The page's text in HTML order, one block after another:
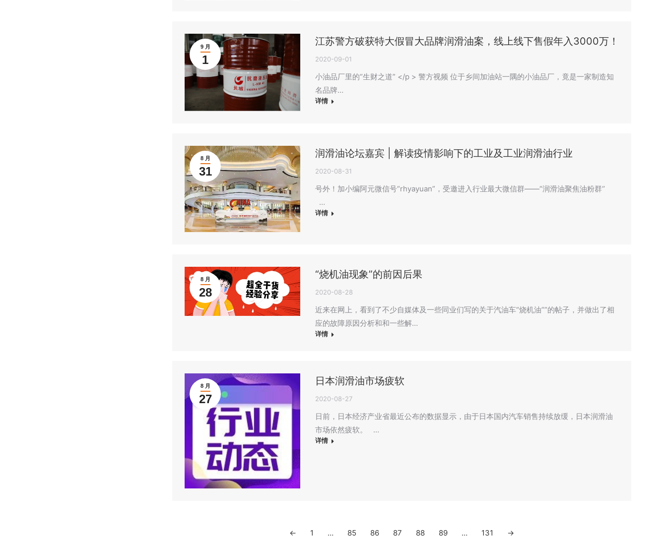
9 月
1
江苏警方破获特大假冒大品牌润滑油案，线上线下售假年入3000万！
2020-09-01
小油品厂里的“生财之道” </p > 警方视频 位于乡间加油站一隅的小油品厂，竟是一家制造知
名品牌…
详情
8 月
31
润滑油论坛嘉宾 | 解读疫情影响下的工业及工业润滑油行业
2020-08-31
号外！加小编阿元微信号“rhyayuan”，受邀进入行业最大微信群——“润滑油聚焦油粉群‘’
…
详情
8 月
28
“烧机油现象”的前因后果
2020-08-28
近来在网上，看到了不少自媒体及一些同业们写的关于汽油车“烧机油””的帖子，并做出了相
应的故障原因分析和和一些解…
详情
8 月
27
日本润滑油市场疲软
2020-08-27
日前，日本经济产业省最近公布的数据显示，由于日本国内汽车销售持续放缓，日本润滑油
市场依然疲软。 …
详情
← 1 … 85 86 87 88 89 … 131 →